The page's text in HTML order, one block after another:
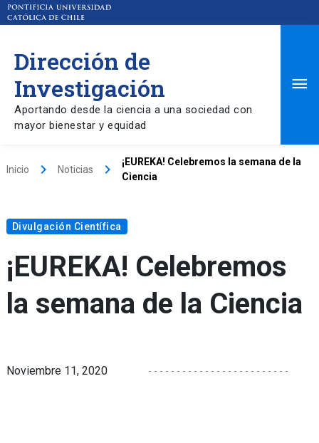
Dirección de
Investigación
Aportando desde la ciencia a una sociedad con
mayor bienestar y equidad
Inicio keyboard_arrow_right Noticias keyboard_arrow_right
¡EUREKA! Celebremos la semana de la
Ciencia
Divulgación Científica
¡EUREKA! Celebremos
la semana de la Ciencia
Noviembre 11, 2020